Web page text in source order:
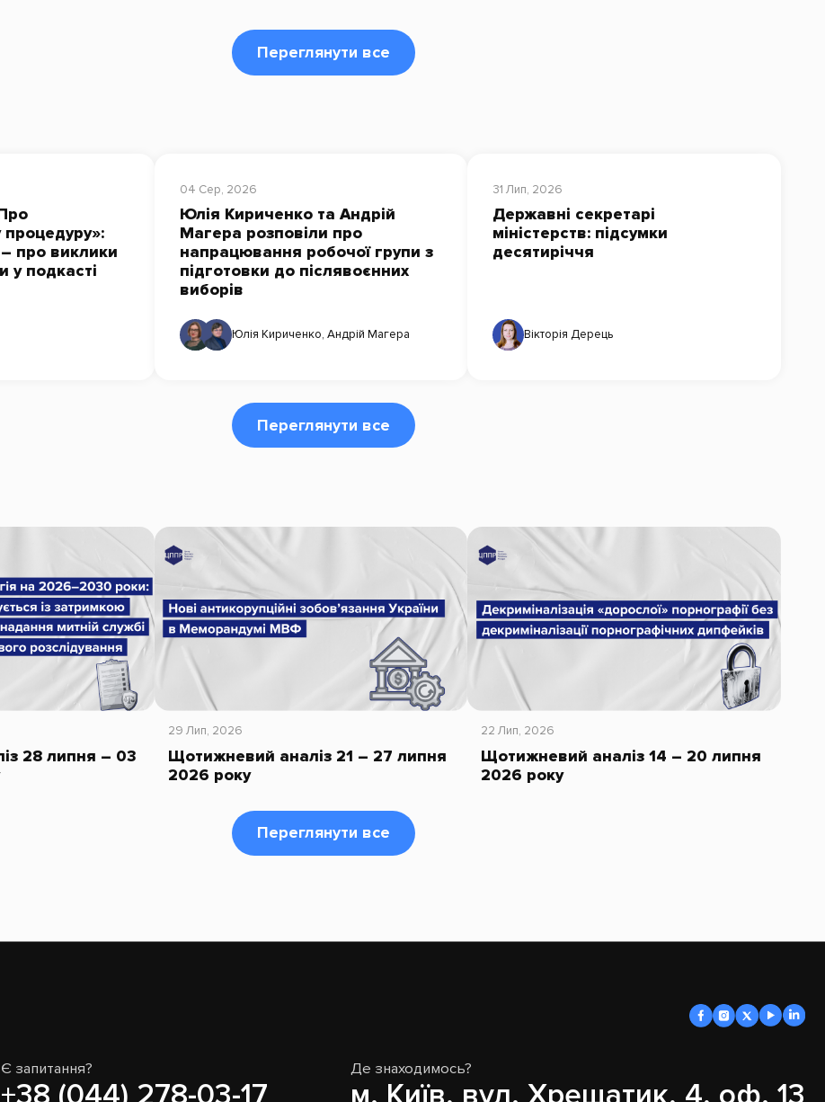
Переглянути все
процедуру»:
про виклики
у подкасті
04 Сер, 2026
Юлія Кириченко та Андрій
Магера розповіли про
напрацювання робочої групи з
підготовки до післявоєнних
виборів
Юлія Кириченко,Андрій Магера
31 Лип, 2026
Державні секретарі
міністерств: підсумки
десятиріччя
Вікторія Дерець
Переглянути все
28 липня – 03
29 Лип, 2026
Щотижневий аналіз 21 – 27 липня
2026 року
22 Лип, 2026
Щотижневий аналіз 14 – 20 липня
2026 року
Переглянути все
Є запитання? Де знаходимось?